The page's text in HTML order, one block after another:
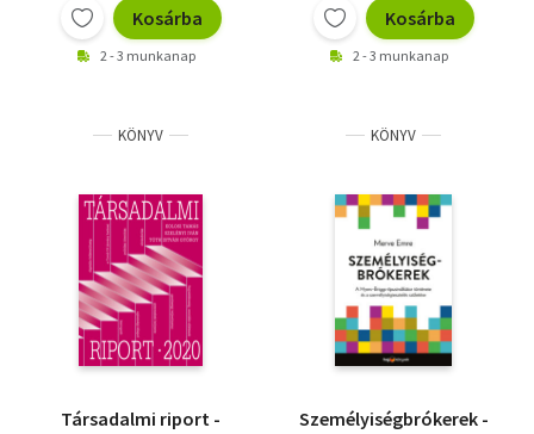
Kosárba
2 - 3 munkanap
Kosárba
2 - 3 munkanap
KÖNYV
Társadalmi riport -
KÖNYV
Személyiségbrókerek -